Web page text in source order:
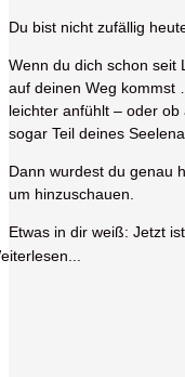
Du bist nicht zufällig
Wenn du dich schon seit
auf deinen Weg kommst
leichter anfühlt – oder
sogar Teil deines
Dann wurdest du genau
um hinzuschauen.
Etwas in dir weiß: Jetzt